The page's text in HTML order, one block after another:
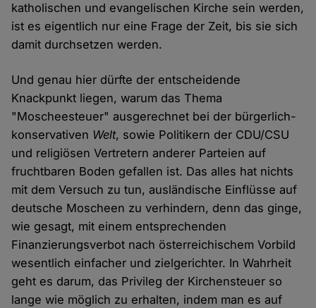
katholischen und evangelischen Kirche sein werden,
ist es eigentlich nur eine Frage der Zeit, bis sie sich
damit durchsetzen werden.
Und genau hier dürfte der entscheidende
Knackpunkt liegen, warum das Thema
"Moscheesteuer" ausgerechnet bei der bürgerlich-
konservativen Welt, sowie Politikern der CDU/CSU
und religiösen Vertretern anderer Parteien auf
fruchtbaren Boden gefallen ist. Das alles hat nichts
mit dem Versuch zu tun, ausländische Einflüsse auf
deutsche Moscheen zu verhindern, denn das ginge,
wie gesagt, mit einem entsprechenden
Finanzierungsverbot nach österreichischem Vorbild
wesentlich einfacher und zielgerichter. In Wahrheit
geht es darum, das Privileg der Kirchensteuer so
lange wie möglich zu erhalten, indem man es auf